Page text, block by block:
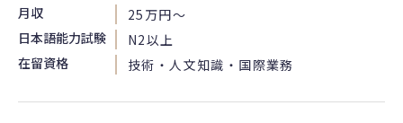
月収
25万円〜
日本語能力試験
N2以上
在留資格
技術・人文知識・国際業務